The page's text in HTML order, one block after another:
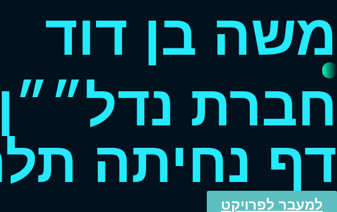
משה בן דוד
חברת נדל״״ן
דף נחיתה
למעבר לפרויקט